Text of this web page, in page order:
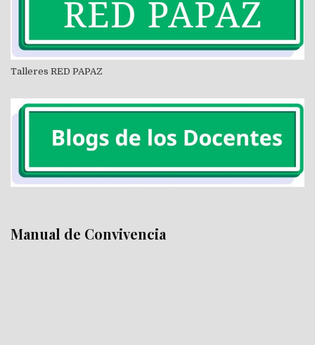
Talleres RED PAPAZ
Manual de Convivencia